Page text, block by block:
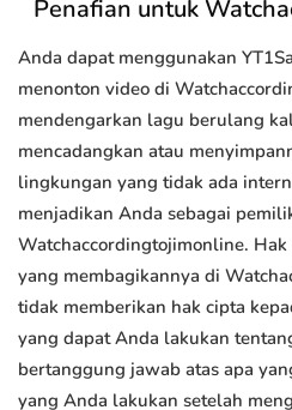
Penafian untuk
Anda dapat menggunakan
menonton video di
mendengarkan lagu berulang
mencadangkan atau
lingkungan yang tidak ada
menjadikan Anda sebagai
Watchaccordingtojimonline.
yang membagikannya di
tidak memberikan hak cipta
yang dapat Anda lakukan
bertanggung jawab atas apa
yang Anda lakukan setelah